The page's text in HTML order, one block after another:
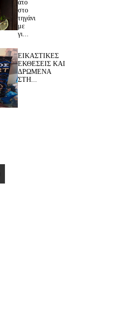
άτο
στο
τηγάνι
με
γι...
ΕΙΚΑΣΤΙΚΕΣ
ΕΚΘΕΣΕΙΣ ΚΑΙ
ΔΡΩΜΕΝΑ
ΣΤΗ...